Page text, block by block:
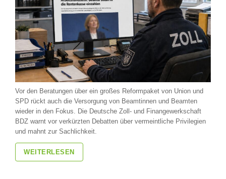
Vor den Beratungen über ein großes Reformpaket von Union und
SPD rückt auch die Versorgung von Beamtinnen und Beamten
wieder in den Fokus. Die Deutsche Zoll- und Finangewerkschaft
BDZ warnt vor verkürzten Debatten über vermeintliche Privilegien
und mahnt zur Sachlichkeit.
WEITERLESEN